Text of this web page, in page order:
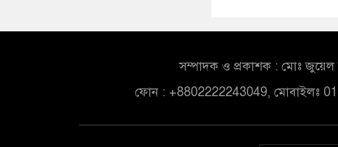
সম্পাদক ও প্রকাশক : মোঃ জুয়েল
ফোন : +8802222243049, মোবাইলঃ